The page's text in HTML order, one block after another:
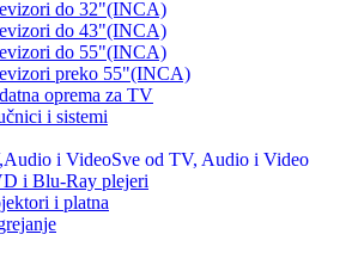
do 32"(INCA)
do 43"(INCA)
do 55"(INCA)
preko 55"(INCA)
oprema za TV
i sistemi
i VideoSve od TV, Audio i Video
i Blu-Ray plejeri
i platna